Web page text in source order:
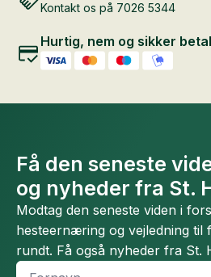
Kontakt os på 7026 5344
Hurtig, nem og sikker
Få den seneste
og nyheder fra St.
Modtag den seneste viden i
hesteernæring og vejledning til
rundt. Få også nyheder fra St.
Fornavn